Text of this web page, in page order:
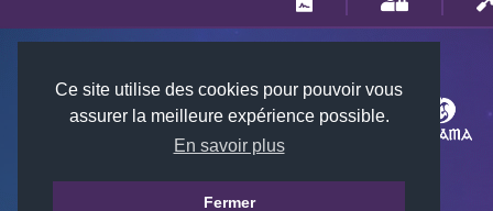
Ce site utilise des cookies pour pouvoir vous
assurer la meilleure expérience possible.
En savoir plus
Fermer